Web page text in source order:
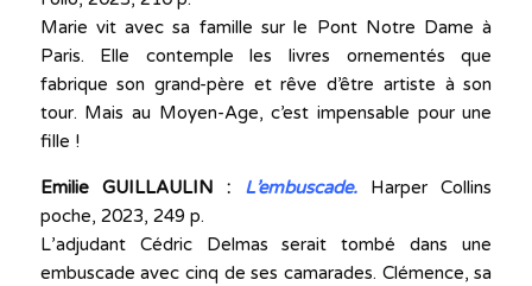
Marie vit avec sa famille sur le Pont Notre Dame à
Paris. Elle contemple les livres ornementés que
fabrique son grand-père et rêve d’être artiste à son
tour. Mais au Moyen-Age, c’est impensable pour une
fille !
Emilie GUILLAULIN : L’embuscade. Harper Collins
poche, 2023, 249 p.
L’adjudant Cédric Delmas serait tombé dans une
embuscade avec cinq de ses camarades. Clémence, sa